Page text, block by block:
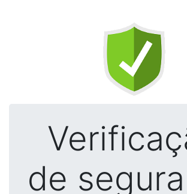
de